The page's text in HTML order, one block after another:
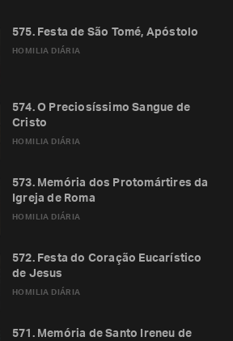
HOMILIA DIÁRIA
575. Festa de São Tomé, Apóstolo
HOMILIA DIÁRIA
574. O Preciosíssimo Sangue de
Cristo
HOMILIA DIÁRIA
573. Memória dos Protomártires da
Igreja de Roma
HOMILIA DIÁRIA
572. Festa do Coração Eucarístico
de Jesus
571. Memória de Santo Ireneu de